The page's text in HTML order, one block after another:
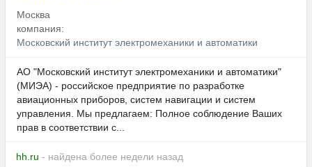
Москва
компания:
Московский институт электромеханики и автоматики
АО "Московский институт электромеханики и автоматики"
(МИЭА) - российское предприятие по разработке
авиационных приборов, систем навигации и систем
управления. Мы предлагаем: Полное соблюдение Ваших
прав в соответствии с...
hh.ru - найдена более недели назад